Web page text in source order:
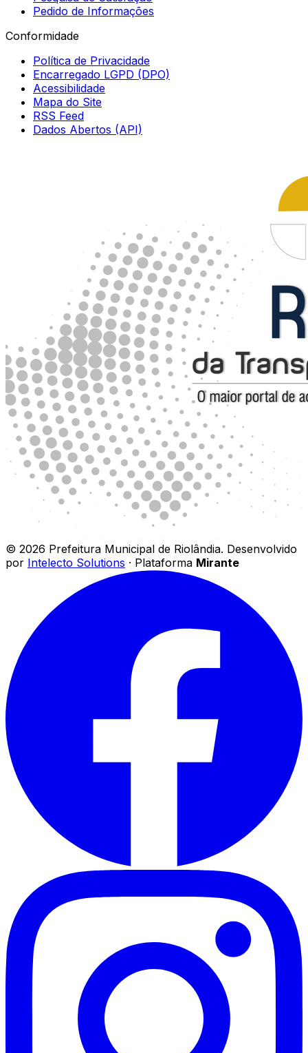
Pedido de Informações
Conformidade
Política de Privacidade
Encarregado LGPD (DPO)
Acessibilidade
Mapa do Site
RSS Feed
Dados Abertos (API)
© 2026 Prefeitura Municipal de Riolândia. Desenvolvido
por Intelecto Solutions · Plataforma Mirante